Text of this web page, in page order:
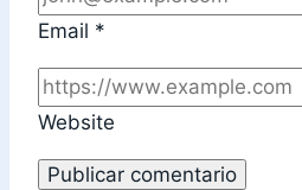
Email *
Website